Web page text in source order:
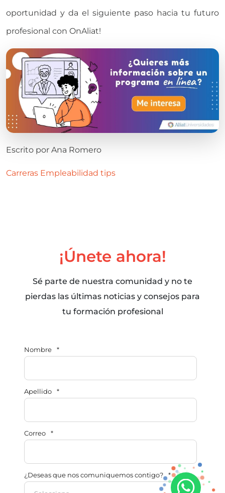
oportunidad y da el siguiente paso hacia tu futuro
profesional con OnAliat!
Escrito por Ana Romero
Carreras Empleabilidad tips
¡Únete ahora!
Sé parte de nuestra comunidad y no te
pierdas las últimas noticias y consejos para
tu formación profesional
Nombre *
Apellido *
Correo *
¿Deseas que nos comuniquemos contigo? *